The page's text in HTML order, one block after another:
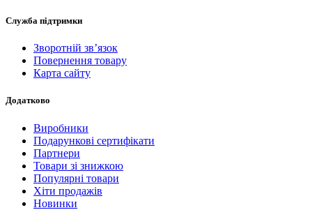
Служба підтримки
Зворотній зв’язок
Повернення товару
Карта сайту
Додатково
Виробники
Подарункові сертифікати
Партнери
Товари зі знижкою
Популярні товари
Хіти продажів
Новинки